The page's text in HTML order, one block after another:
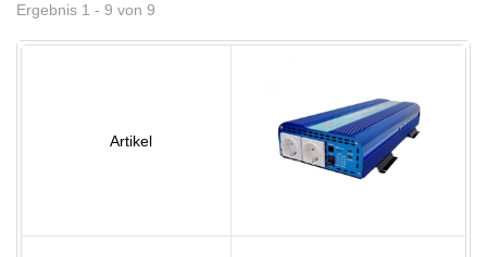
Ergebnis 1 - 9 von 9